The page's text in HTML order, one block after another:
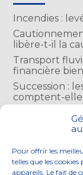
Pour offrir les
telles que les
appareils. Le fait de
Incendies :
libère-t-il la
Transport
financière
Succession :
comptent-
Encadrement